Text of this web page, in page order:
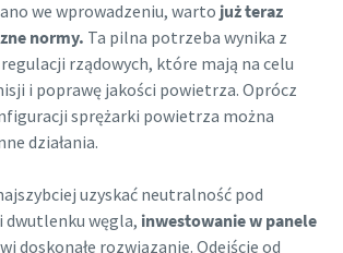
we wprowadzeniu, warto już teraz
normy. Ta pilna potrzeba wynika z
rządowych, które mają na celu
i poprawę jakości powietrza. Oprócz
sprężarki powietrza można
działania.
uzyskać neutralność pod
dwutlenku węgla, inwestowanie w panele
doskonałe rozwiązanie. Odejście od